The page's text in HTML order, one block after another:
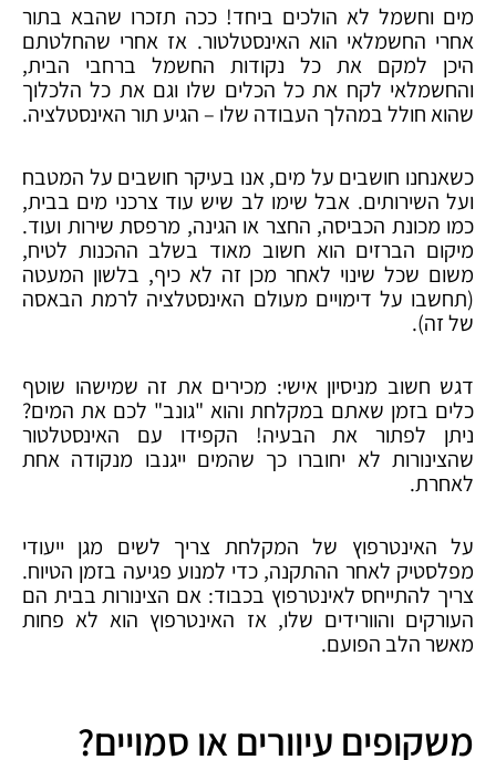
מים וחשמל לא הולכים ביחד! ככה תזכרו שהבא בתור
אחרי החשמלאי הוא האינסטלטור. אז אחרי שהחלטתם
היכן למקם את כל נקודות החשמל ברחבי הבית,
והחשמלאי לקח את כל הכלים שלו וגם את כל הלכלוך
שהוא חולל במהלך העבודה שלו – הגיע תור האינסטלציה.
כשאנחנו חושבים על מים, אנו בעיקר חושבים על המטבח
ועל השירותים. אבל שימו לב שיש עוד צרכני מים בבית,
כמו מכונת הכביסה, החצר או הגינה, מרפסת שירות ועוד.
מיקום הברזים הוא חשוב מאוד בשלב ההכנות לטיח,
משום שכל שינוי לאחר מכן זה לא כיף, בלשון המעטה
(תחשבו על דימויים מעולם האינסטלציה לרמת הבאסה
של זה).
דגש חשוב מניסיון אישי: מכירים את זה שמישהו שוטף
כלים בזמן שאתם במקלחת והוא "גונב" לכם את המים?
ניתן לפתור את הבעיה! הקפידו עם האינסטלטור
שהצינורות לא יחוברו כך שהמים ייגנבו מנקודה אחת
לאחרת.
על האינטרפוץ של המקלחת צריך לשים מגן ייעודי
מפלסטיק לאחר ההתקנה, כדי למנוע פגיעה בזמן הטיוח.
צריך להתייחס לאינטרפוץ בכבוד: אם הצינורות בבית הם
העורקים והוורידים שלו, אז האינטרפוץ הוא לא פחות
מאשר הלב הפועם.
משקופים עיוורים או סמויים?